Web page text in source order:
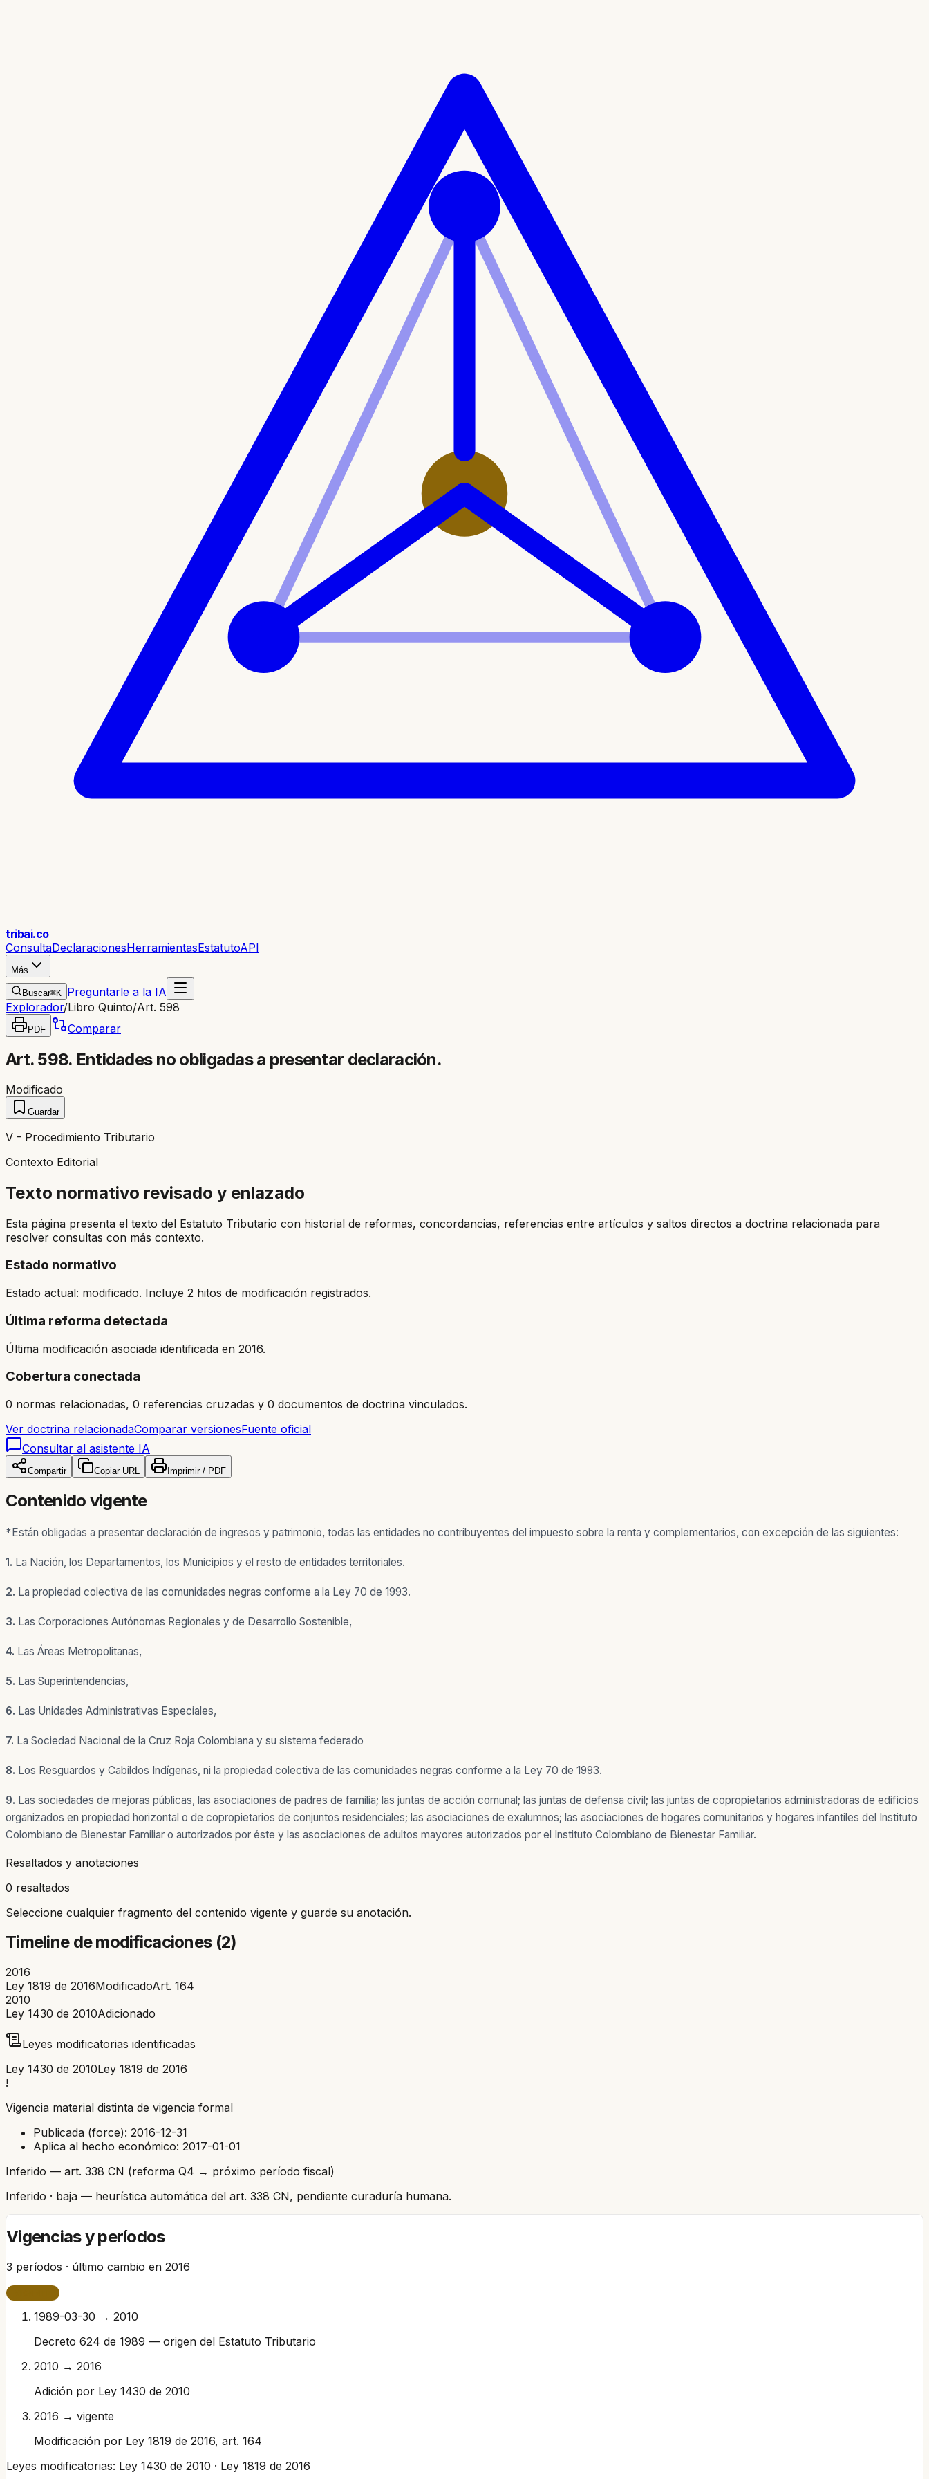
tribai.co
ConsultaDeclaracionesHerramientasEstatutoAPI
Más
Buscar⌘K Preguntarle a la IA
Explorador/Libro Quinto/Art. 598
PDF Comparar
Art. 598. Entidades no obligadas a presentar declaración.
Modificado
Guardar
V - Procedimiento Tributario
Contexto Editorial
Texto normativo revisado y enlazado
Esta página presenta el texto del Estatuto Tributario con historial de reformas, concordancias, referencias entre artículos y saltos directos a doctrina relacionada para
resolver consultas con más contexto.
Estado normativo
Estado actual: modificado. Incluye 2 hitos de modificación registrados.
Última reforma detectada
Última modificación asociada identificada en 2016.
Cobertura conectada
0 normas relacionadas, 0 referencias cruzadas y 0 documentos de doctrina vinculados.
Ver doctrina relacionadaComparar versionesFuente oficial
Consultar al asistente IA
Compartir Copiar URL Imprimir / PDF
Contenido vigente
*Están obligadas a presentar declaración de ingresos y patrimonio, todas las entidades no contribuyentes del impuesto sobre la renta y complementarios, con excepción de las siguientes:
1. La Nación, los Departamentos, los Municipios y el resto de entidades territoriales.
2. La propiedad colectiva de las comunidades negras conforme a la Ley 70 de 1993.
3. Las Corporaciones Autónomas Regionales y de Desarrollo Sostenible,
4. Las Áreas Metropolitanas,
5. Las Superintendencias,
6. Las Unidades Administrativas Especiales,
7. La Sociedad Nacional de la Cruz Roja Colombiana y su sistema federado
8. Los Resguardos y Cabildos Indígenas, ni la propiedad colectiva de las comunidades negras conforme a la Ley 70 de 1993.
9. Las sociedades de mejoras públicas, las asociaciones de padres de familia; las juntas de acción comunal; las juntas de defensa civil; las juntas de copropietarios administradoras de edificios
organizados en propiedad horizontal o de copropietarios de conjuntos residenciales; las asociaciones de exalumnos; las asociaciones de hogares comunitarios y hogares infantiles del Instituto
Colombiano de Bienestar Familiar o autorizados por éste y las asociaciones de adultos mayores autorizados por el Instituto Colombiano de Bienestar Familiar.
Resaltados y anotaciones
0 resaltados
Seleccione cualquier fragmento del contenido vigente y guarde su anotación.
Timeline de modificaciones (2)
2016
Ley 1819 de 2016ModificadoArt. 164
2010
Ley 1430 de 2010Adicionado
Leyes modificatorias identificadas
Ley 1430 de 2010Ley 1819 de 2016
!
Vigencia material distinta de vigencia formal
Publicada (force): 2016-12-31
Aplica al hecho económico: 2017-01-01
Inferido — art. 338 CN (reforma Q4 → próximo período fiscal)
Inferido · baja — heurística automática del art. 338 CN, pendiente curaduría humana.
Vigencias y períodos
3 períodos · último cambio en 2016
1989-03-30 → 2010
Decreto 624 de 1989 — origen del Estatuto Tributario
2010 → 2016
Adición por Ley 1430 de 2010
2016 → vigente
Modificación por Ley 1819 de 2016, art. 164
Leyes modificatorias: Ley 1430 de 2010 · Ley 1819 de 2016